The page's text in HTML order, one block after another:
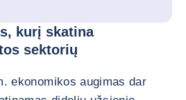
kurį skatina
sektorių
ekonomikos augimas dar